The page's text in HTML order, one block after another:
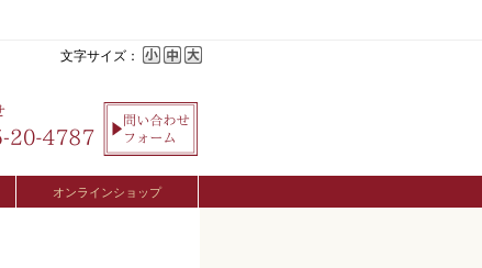
文字サイズ：
オンラインショップ